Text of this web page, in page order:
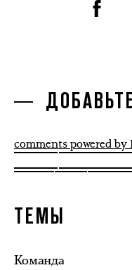
comments powered
ТЕМЫ
Команда